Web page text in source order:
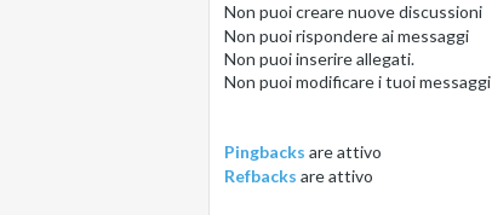
Non puoicreare nuove discussioni
Non puoirispondere ai messaggi
Non puoiinserire allegati.
Non puoimodificare i tuoi messaggi
Pingbacks areattivo
Refbacks areattivo